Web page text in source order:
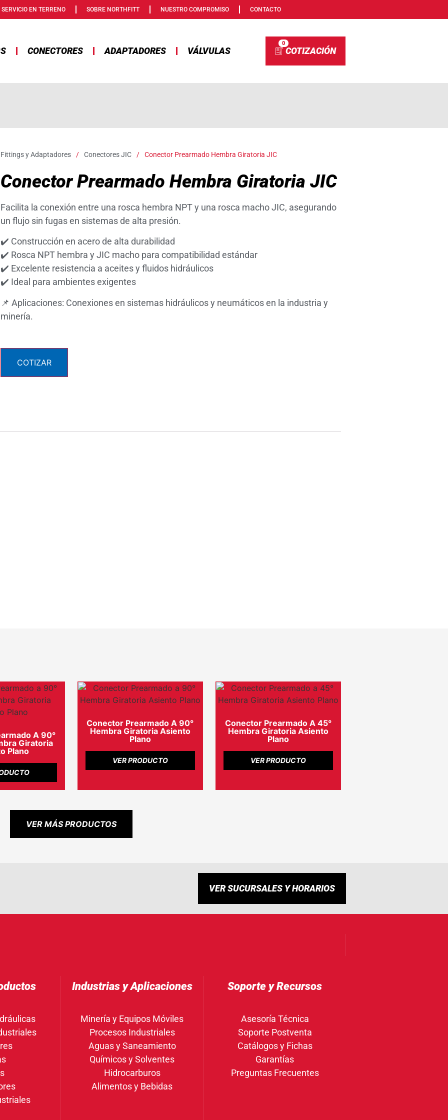
SERVICIO EN TERRENO SOBRE NORTHFITT NUESTRO COMPROMISO CONTACTO
CONECTORES ADAPTADORES VÁLVULAS
0
Fittings y Adaptadores / Conectores JIC / Conector Prearmado Hembra Giratoria JIC
Conector Prearmado Hembra Giratoria JIC
Facilita la conexión entre una rosca hembra NPT y una rosca macho JIC, asegurando
un flujo sin fugas en sistemas de alta presión.
✔️ Construcción en acero de alta durabilidad
✔️ Rosca NPT hembra y JIC macho para compatibilidad estándar
✔️ Excelente resistencia a aceites y fluidos hidráulicos
✔️ Ideal para ambientes exigentes
📌 Aplicaciones: Conexiones en sistemas hidráulicos y neumáticos en la industria y
minería.
COTIZAR
A 90°
Giratoria
Plano
Conector Prearmado A 90°
Hembra Giratoria Asiento
Plano
VER PRODUCTO
Conector Prearmado A 45°
Hembra Giratoria Asiento
Plano
VER PRODUCTO
VER MÁS PRODUCTOS
VER SUCURSALES Y HORARIOS
Industrias y Aplicaciones
Minería y Equipos Móviles
Procesos Industriales
Aguas y Saneamiento
Químicos y Solventes
Hidrocarburos
Alimentos y Bebidas
Soporte y Recursos
Asesoría Técnica
Soporte Postventa
Catálogos y Fichas
Garantías
Preguntas Frecuentes